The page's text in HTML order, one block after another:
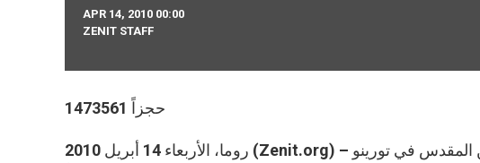
APR 14, 2010 00:00
ZENIT STAFF
1473561 حجزاً
روما، الأربعاء 14 أبريل 2010 (Zenit.org) – يقدر أن عدد الحجاج الذين تقاطروا نهار الاثنين لرؤية الكفن المقدس في تورينو